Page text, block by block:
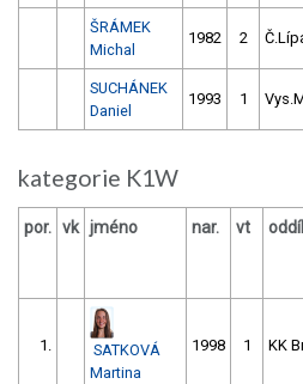
ŠRÁMEK
Michal
1982 2
SUCHÁNEK
Daniel
1993 1
kategorie K1W
por. vk jméno nar. vt oddíl
1.
SATKOVÁ
Martina
1998 1 KK